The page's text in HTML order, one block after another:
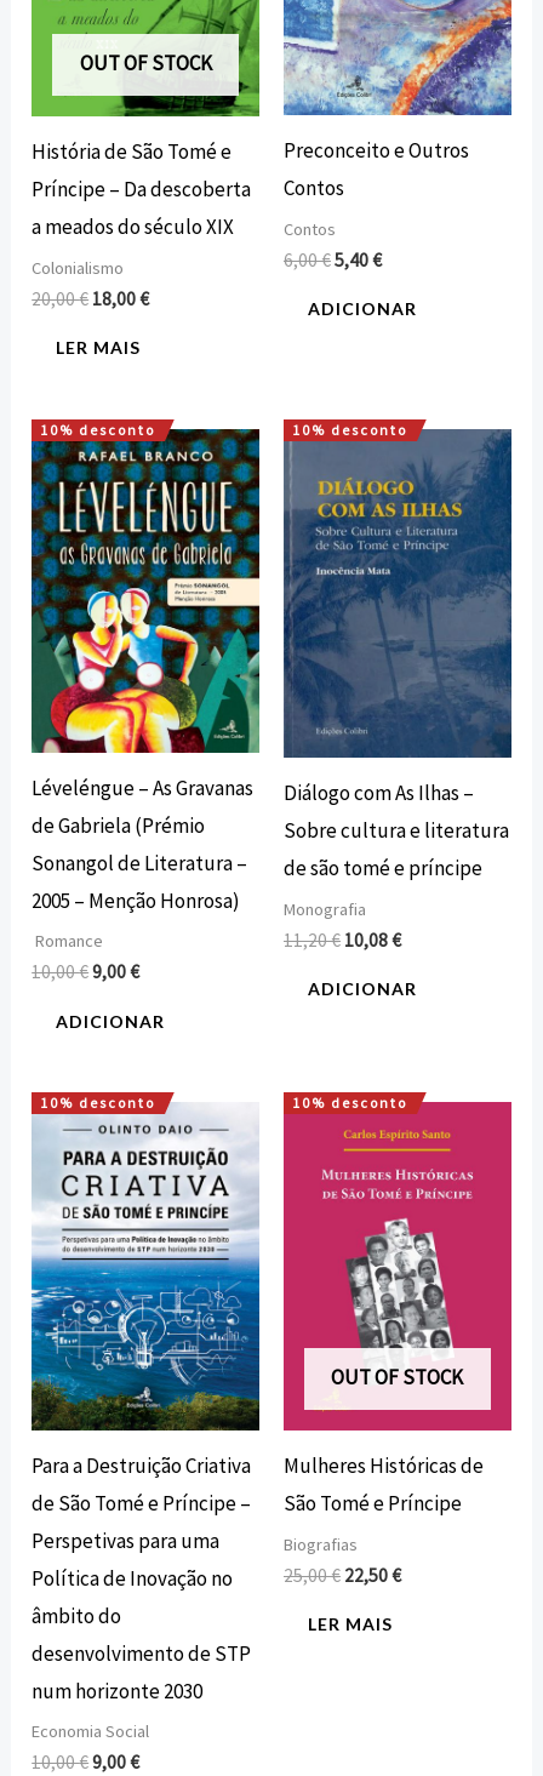
OUT OF STOCK
História de São Tomé e
Príncipe – Da descoberta
a meados do século XIX
Colonialismo
20,00€ 18,00€
LER MAIS
Preconceito e Outros
Contos
Contos
6,00€5,40€
ADICIONAR
10% desconto
Léveléngue – As Gravanas
de Gabriela (Prémio
Sonangol de Literatura –
2005 – Menção Honrosa)
Romance
10,00€
O
preço
original
era:
10,00 €.
9,00€
O
preço
atual
é:
9,00 €.
ADICIONAR
10% desconto
Diálogo com As Ilhas –
Sobre cultura e literatura
de são tomé e príncipe
Monografia
11,20€
O
original
era:
11,20 €.
10,08€
O
preço
atual
é:
10,08 €.
ADICIONAR
10% desconto
Para a Destruição Criativa
de São Tomé e Príncipe –
Perspetivas para uma
Política de Inovação no
âmbito do
desenvolvimento de STP
num horizonte 2030
Economia Social
10,00€
O
preço
original
era:
10,00 €.
9,00€
O
preço
atual
é:
9,00 €.
10% desconto
OUT OF STOCK
Mulheres Históricas de
São Tomé e Príncipe
Biografias
25,00€
O
preço
original
era:
25,00 €.
22,50€
O
preço
atual
é:
22,50 €.
LER MAIS